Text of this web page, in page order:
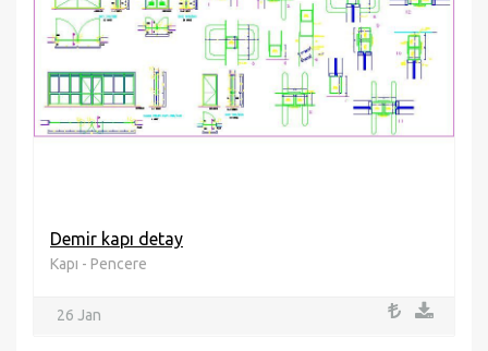
Demir kapı detay
Kapı - Pencere
26 Jan